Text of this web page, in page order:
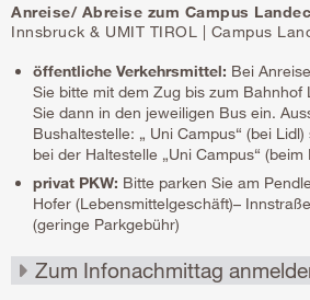
Anreise/ Abreise zum Campus
Innsbruck & UMIT TIROL | Campus
öffentliche Verkehrsmittel: Bei
Sie bitte mit dem Zug bis zum Bahnhof
Sie dann in den jeweiligen Bus ein.
Bushaltestelle: „ Uni Campus“ (bei
bei der Haltestelle „Uni Campus“ (beim
privat PKW: Bitte parken Sie am
Hofer (Lebensmittelgeschäft)–
(geringe Parkgebühr)